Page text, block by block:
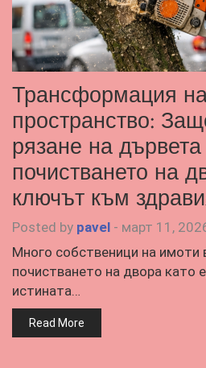
Трансформация
пространство:
рязане на
почистването на
ключът към
Posted by pavel - март 11,
Много собственици на имоти
почистването на двора като
истината…
Read More